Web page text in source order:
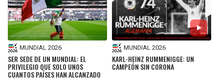
TEXANS
COLTS
JAGUARS
HEAT
MAGIC
WIZARDS
MUNDIAL 2026
SER SEDE DE UN MUNDIAL: EL
PRIVILEGIO QUE SOLO UNOS
CUANTOS PAÍSES HAN ALCANZADO
MUNDIAL 2026
KARL-HEINZ RUMMENIGGE: UN
CAMPEÓN SIN CORONA